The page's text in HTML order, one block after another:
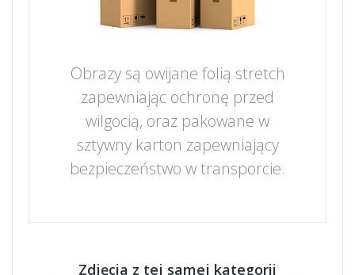
Obrazy są owijane folią stretch
zapewniając ochronę przed
wilgocią, oraz pakowane w
sztywny karton zapewniający
bezpieczeństwo w transporcie.
Zdjęcia z tej samej kategorii